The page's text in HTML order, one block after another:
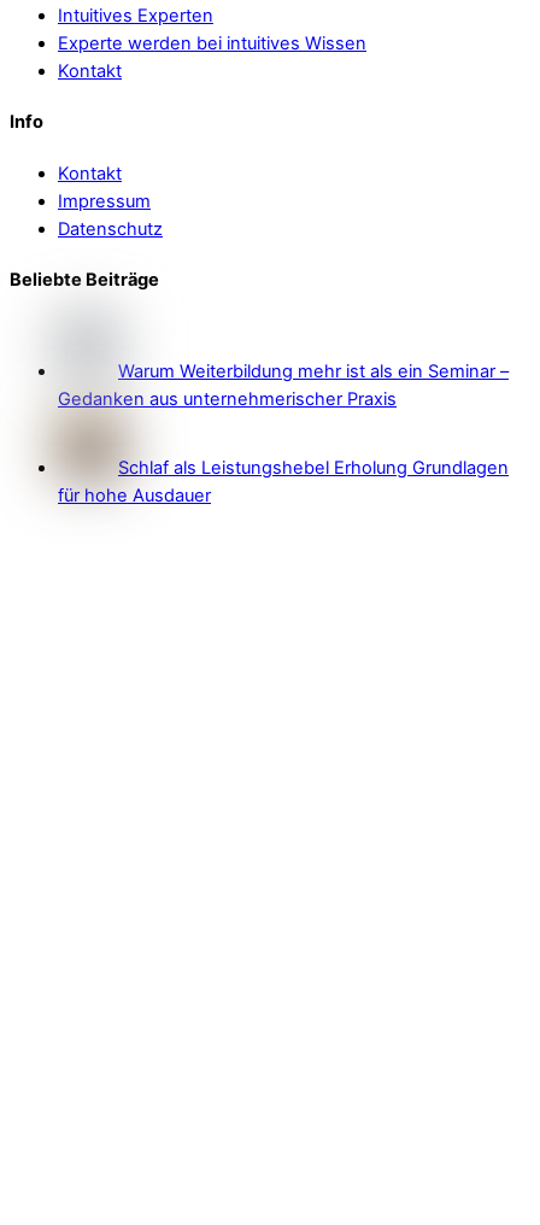
Intuitives Experten
Experte werden bei intuitives Wissen
Kontakt
Info
Kontakt
Impressum
Datenschutz
Beliebte Beiträge
Warum Weiterbildung mehr ist als ein Seminar –
Gedanken aus unternehmerischer Praxis
Schlaf als Leistungshebel Erholung Grundlagen
für hohe Ausdauer